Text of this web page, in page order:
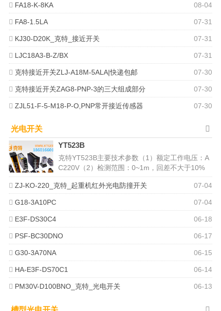
08-04
FA18-K-8KA
07-31
FA8-1.5LA
07-31
KJ30-D20K_克特_接近开关
07-31
LJC18A3-B-Z/BX
07-30
克特接近开关ZLJ-A18M-5ALA|快递包邮
07-30
克特接近开关ZAG8-PNP-3的三大组成部分
07-30
ZJL51-F-5-M18-P-O,PNP常开接近传感器
光电开关
YT523B
克特YT523B主要技术参数（1）额定工作电压：A
C220V（2）检测范围：0~1m，回差不大于10%
（顺时针调节灵敏度...
07-04
ZJ-KO-220_克特_起重机红外光电防撞开关
07-04
G18-3A10PC
06-18
E3F-DS30C4
06-17
PSF-BC30DNO
06-15
G30-3A70NA
06-14
HA-E3F-DS70C1
06-13
PM30V-D100BNO_克特_光电开关